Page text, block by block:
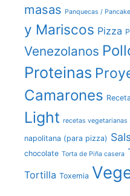
masas Panquecas /
y Mariscos Pizza
Venezolanos
Proteinas
Camarones
Light recetas vegetarianas
napolitana (para pizza)
chocolate Torta de Piña casera
Tortilla Toxemia